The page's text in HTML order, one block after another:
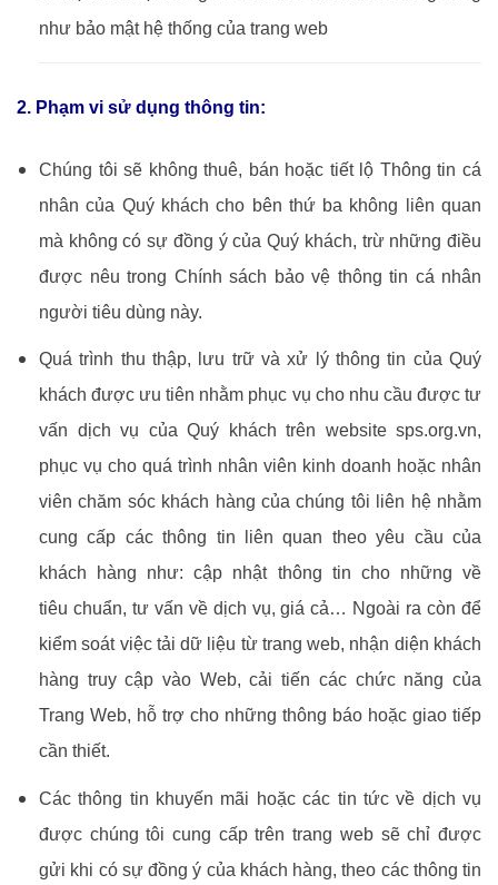
như bảo mật hệ thống của trang web
2. Phạm vi sử dụng thông tin:
Chúng tôi sẽ không thuê, bán hoặc tiết lộ Thông tin cá
nhân của Quý khách cho bên thứ ba không liên quan
mà không có sự đồng ý của Quý khách, trừ những điều
được nêu trong Chính sách bảo vệ thông tin cá nhân
người tiêu dùng này.
Quá trình thu thập, lưu trữ và xử lý thông tin của Quý
khách được ưu tiên nhằm phục vụ cho nhu cầu được tư
vấn dịch vụ của Quý khách trên website sps.org.vn,
phục vụ cho quá trình nhân viên kinh doanh hoặc nhân
viên chăm sóc khách hàng của chúng tôi liên hệ nhằm
cung cấp các thông tin liên quan theo yêu cầu của
khách hàng như: cập nhật thông tin cho những về
tiêu chuẩn, tư vấn về dịch vụ, giá cả… Ngoài ra còn để
kiểm soát việc tải dữ liệu từ trang web, nhận diện khách
hàng truy cập vào Web, cải tiến các chức năng của
Trang Web, hỗ trợ cho những thông báo hoặc giao tiếp
cần thiết.
Các thông tin khuyến mãi hoặc các tin tức về dịch vụ
được chúng tôi cung cấp trên trang web sẽ chỉ được
gửi khi có sự đồng ý của khách hàng, theo các thông tin